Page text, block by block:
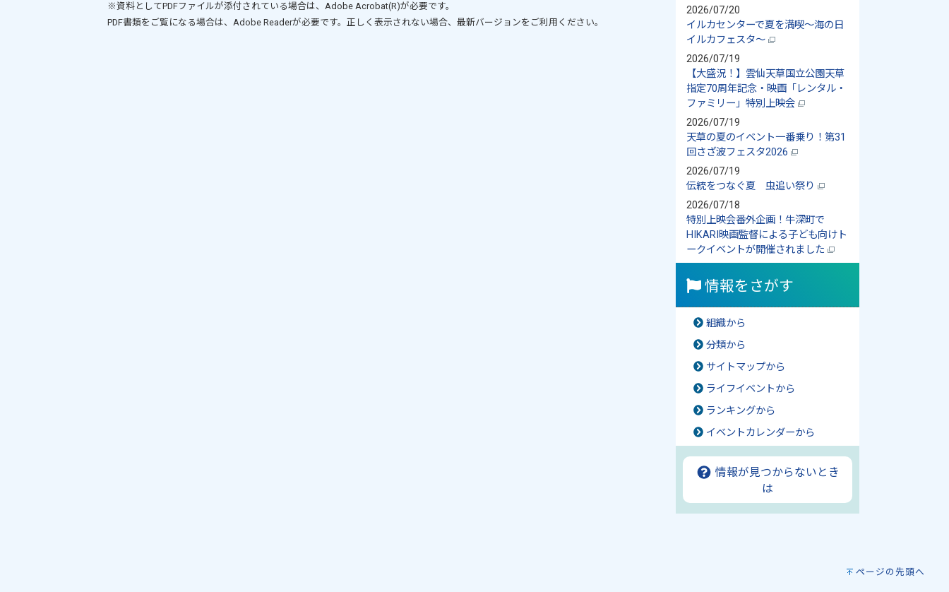
※資料としてPDFファイルが添付されている場合は、 Adobe Acrobat(R)が必要です。
PDF書類をご覧になる場合は、 Adobe Readerが必要です。正しく表示されない場合、最新バージョンをご利用ください。
2026/07/20
イルカセンターで夏を満喫～海の日
イルカフェスタ～
2026/07/19
【大盛況！】雲仙天草国立公園天草
指定70周年記念・映画「レンタル・
ファミリー」特別上映会
2026/07/19
天草の夏のイベント一番乗り！第31
回さざ波フェスタ2026
2026/07/19
伝統をつなぐ夏 虫追い祭り
2026/07/18
特別上映会番外企画！牛深町で
HIKARI映画監督による子ども向けト
ークイベントが開催されました
情報をさがす
組織から
分類から
サイトマップから
ライフイベントから
ランキングから
イベントカレンダーから
情報が見つからないとき
は
ページの先頭へ